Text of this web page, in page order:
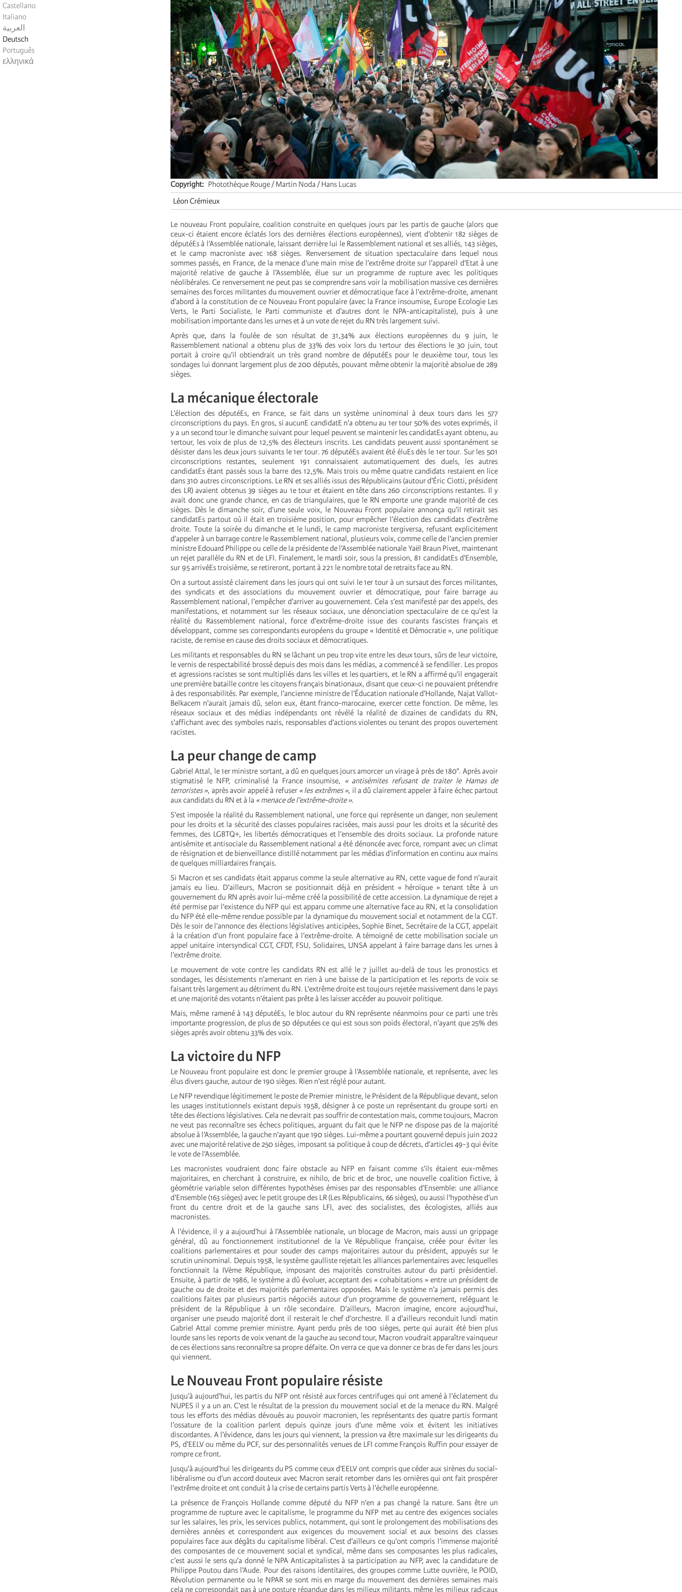
Castellano
Italiano
العربية
Deutsch
Português
ελληνικά
Copyright
Photothèque Rouge / Martin Noda / Hans Lucas
Léon Crémieux
Le nouveau Front populaire, coalition construite en quelques jours par les partis de gauche (alors que
ceux-ci étaient encore éclatés lors des dernières élections européennes), vient d’obtenir 182 sièges de
députéEs à l’Assemblée nationale, laissant derrière lui le Rassemblement national et ses alliés, 143 sièges,
et le camp macroniste avec 168 sièges. Renversement de situation spectaculaire dans lequel nous
sommes passés, en France, de la menace d’une main mise de l’extrême droite sur l’appareil d’Etat à une
majorité relative de gauche à l’Assemblée, élue sur un programme de rupture avec les politiques
néolibérales. Ce renversement ne peut pas se comprendre sans voir la mobilisation massive ces dernières
semaines des forces militantes du mouvement ouvrier et démocratique face à l’extrême-droite, amenant
d’abord à la constitution de ce Nouveau Front populaire (avec la France insoumise, Europe Ecologie Les
Verts, le Parti Socialiste, le Parti communiste et d’autres dont le NPA-anticapitaliste), puis à une
mobilisation importante dans les urnes et à un vote de rejet du RN très largement suivi.
Après que, dans la foulée de son résultat de 31,34% aux élections européennes du 9 juin, le
Rassemblement national a obtenu plus de 33% des voix lors du 1ertour des élections le 30 juin, tout
portait à croire qu’il obtiendrait un très grand nombre de députéEs pour le deuxième tour, tous les
sondages lui donnant largement plus de 200 députés, pouvant même obtenir la majorité absolue de 289
sièges.
La mécanique électorale
L’élection des députéEs, en France, se fait dans un système uninominal à deux tours dans les 577
circonscriptions du pays. En gros, si aucunE candidatE n’a obtenu au 1er tour 50% des votes exprimés, il
y a un second tour le dimanche suivant pour lequel peuvent se maintenir les candidatEs ayant obtenu, au
1ertour, les voix de plus de 12,5% des électeurs inscrits. Les candidats peuvent aussi spontanément se
désister dans les deux jours suivants le 1er tour. 76 députéEs avaient été éluEs dès le 1er tour. Sur les 501
circonscriptions restantes, seulement 191 connaissaient automatiquement des duels, les autres
candidatEs étant passés sous la barre des 12,5%. Mais trois ou même quatre candidats restaient en lice
dans 310 autres circonscriptions. Le RN et ses alliés issus des Républicains (autour d’Éric Ciotti, président
des LR) avaient obtenus 39 sièges au 1e tour et étaient en tête dans 260 circonscriptions restantes. Il y
avait donc une grande chance, en cas de triangulaires, que le RN emporte une grande majorité de ces
sièges. Dès le dimanche soir, d’une seule voix, le Nouveau Front populaire annonça qu’il retirait ses
candidatEs partout où il était en troisième position, pour empêcher l’élection des candidats d’extrême
droite. Toute la soirée du dimanche et le lundi, le camp macroniste tergiversa, refusant explicitement
d’appeler à un barrage contre le Rassemblement national, plusieurs voix, comme celle de l’ancien premier
ministre Edouard Philippe ou celle de la présidente de l’Assemblée nationale Yaël Braun Pivet, maintenant
un rejet parallèle du RN et de LFI. Finalement, le mardi soir, sous la pression, 81 candidatEs d’Ensemble,
sur 95 arrivéEs troisième, se retireront, portant à 221 le nombre total de retraits face au RN.
On a surtout assisté clairement dans les jours qui ont suivi le 1er tour à un sursaut des forces militantes,
des syndicats et des associations du mouvement ouvrier et démocratique, pour faire barrage au
Rassemblement national, l’empêcher d’arriver au gouvernement. Cela s’est manifesté par des appels, des
manifestations, et notamment sur les réseaux sociaux, une dénonciation spectaculaire de ce qu’est la
réalité du Rassemblement national, force d’extrême-droite issue des courants fascistes français et
développant, comme ses correspondants européens du groupe « Identité et Démocratie », une politique
raciste, de remise en cause des droits sociaux et démocratiques.
Les militants et responsables du RN se lâchant un peu trop vite entre les deux tours, sûrs de leur victoire,
le vernis de respectabilité brossé depuis des mois dans les médias, a commencé à se fendiller. Les propos
et agressions racistes se sont multipliés dans les villes et les quartiers, et le RN a affirmé qu’il engagerait
une première bataille contre les citoyens français binationaux, disant que ceux-ci ne pouvaient prétendre
à des responsabilités. Par exemple, l’ancienne ministre de l’Éducation nationale d’Hollande, Najat Vallot-
Belkacem n’aurait jamais dû, selon eux, étant franco-marocaine, exercer cette fonction. De même, les
réseaux sociaux et des médias indépendants ont révélé la réalité de dizaines de candidats du RN,
s’affichant avec des symboles nazis, responsables d’actions violentes ou tenant des propos ouvertement
racistes.
La peur change de camp
Gabriel Attal, le 1er ministre sortant, a dû en quelques jours amorcer un virage à près de 180°. Après avoir
stigmatisé le NFP, criminalisé la France insoumise, « antisémites refusant de traiter le Hamas de
terroristes », après avoir appelé à refuser « les extrêmes », il a dû clairement appeler à faire échec partout
aux candidats du RN et à la « menace de l’extrême-droite ».
S’est imposée la réalité du Rassemblement national, une force qui représente un danger, non seulement
pour les droits et la sécurité des classes populaires racisées, mais aussi pour les droits et la sécurité des
femmes, des LGBTQ+, les libertés démocratiques et l’ensemble des droits sociaux. La profonde nature
antisémite et antisociale du Rassemblement national a été dénoncée avec force, rompant avec un climat
de résignation et de bienveillance distillé notamment par les médias d’information en continu aux mains
de quelques milliardaires français.
Si Macron et ses candidats était apparus comme la seule alternative au RN, cette vague de fond n’aurait
jamais eu lieu. D’ailleurs, Macron se positionnait déjà en président « héroïque » tenant tête à un
gouvernement du RN après avoir lui-même créé la possibilité de cette accession. La dynamique de rejet a
été permise par l’existence du NFP qui est apparu comme une alternative face au RN, et la consolidation
du NFP été elle-même rendue possible par la dynamique du mouvement social et notamment de la CGT.
Dès le soir de l’annonce des élections législatives anticipées, Sophie Binet, Secrétaire de la CGT, appelait
à la création d’un front populaire face à l’extrême-droite. A témoigné de cette mobilisation sociale un
appel unitaire intersyndical CGT, CFDT, FSU, Solidaires, UNSA appelant à faire barrage dans les urnes à
l’extrême droite.
Le mouvement de vote contre les candidats RN est allé le 7 juillet au-delà de tous les pronostics et
sondages, les désistements n’amenant en rien à une baisse de la participation et les reports de voix se
faisant très largement au détriment du RN. L’extrême droite est toujours rejetée massivement dans le pays
et une majorité des votants n’étaient pas prête à les laisser accéder au pouvoir politique.
Mais, même ramené à 143 députéEs, le bloc autour du RN représente néanmoins pour ce parti une très
importante progression, de plus de 50 députées ce qui est sous son poids électoral, n’ayant que 25% des
sièges après avoir obtenu 33% des voix.
La victoire du NFP
Le Nouveau front populaire est donc le premier groupe à l’Assemblée nationale, et représente, avec les
élus divers gauche, autour de 190 sièges. Rien n’est réglé pour autant.
Le NFP revendique légitimement le poste de Premier ministre, le Président de la République devant, selon
les usages institutionnels existant depuis 1958, désigner à ce poste un représentant du groupe sorti en
tête des élections législatives. Cela ne devrait pas souffrir de contestation mais, comme toujours, Macron
ne veut pas reconnaître ses échecs politiques, arguant du fait que le NFP ne dispose pas de la majorité
absolue à l’Assemblée, la gauche n’ayant que 190 sièges. Lui-même a pourtant gouverné depuis juin 2022
avec une majorité relative de 250 sièges, imposant sa politique à coup de décrets, d’articles 49-3 qui évite
le vote de l’Assemblée.
Les macronistes voudraient donc faire obstacle au NFP en faisant comme s’ils étaient eux-mêmes
majoritaires, en cherchant à construire, ex nihilo, de bric et de broc, une nouvelle coalition fictive, à
géométrie variable selon différentes hypothèses émises par des responsables d’Ensemble: une alliance
d’Ensemble (163 sièges) avec le petit groupe des LR (Les Républicains, 66 sièges), ou aussi l’hypothèse d’un
front du centre droit et de la gauche sans LFI, avec des socialistes, des écologistes, alliés aux
macronistes.
À l’évidence, il y a aujourd’hui à l’Assemblée nationale, un blocage de Macron, mais aussi un grippage
général, dû au fonctionnement institutionnel de la Ve République française, créée pour éviter les
coalitions parlementaires et pour souder des camps majoritaires autour du président, appuyés sur le
scrutin uninominal. Depuis 1958, le système gaulliste rejetait les alliances parlementaires avec lesquelles
fonctionnait la IVème République, imposant des majorités construites autour du parti présidentiel.
Ensuite, à partir de 1986, le système a dû évoluer, acceptant des « cohabitations » entre un président de
gauche ou de droite et des majorités parlementaires opposées. Mais le système n’a jamais permis des
coalitions faites par plusieurs partis négociés autour d’un programme de gouvernement, reléguant le
président de la République à un rôle secondaire. D’ailleurs, Macron imagine, encore aujourd’hui,
organiser une pseudo majorité dont il resterait le chef d’orchestre. Il a d’ailleurs reconduit lundi matin
Gabriel Attal comme premier ministre. Ayant perdu près de 100 sièges, perte qui aurait été bien plus
lourde sans les reports de voix venant de la gauche au second tour, Macron voudrait apparaître vainqueur
de ces élections sans reconnaître sa propre défaite. On verra ce que va donner ce bras de fer dans les jours
qui viennent.
Le Nouveau Front populaire résiste
Jusqu’à aujourd’hui, les partis du NFP ont résisté aux forces centrifuges qui ont amené à l’éclatement du
NUPES il y a un an. C’est le résultat de la pression du mouvement social et de la menace du RN. Malgré
tous les efforts des médias dévoués au pouvoir macronien, les représentants des quatre partis formant
l’ossature de la coalition parlent depuis quinze jours d’une même voix et évitent les initiatives
discordantes. A l’évidence, dans les jours qui viennent, la pression va être maximale sur les dirigeants du
PS, d’EELV ou même du PCF, sur des personnalités venues de LFI comme François Ruffin pour essayer de
rompre ce front.
Jusqu’à aujourd’hui les dirigeants du PS comme ceux d’EELV ont compris que céder aux sirènes du social-
libéralisme ou d’un accord douteux avec Macron serait retomber dans les ornières qui ont fait prospérer
l’extrême droite et ont conduit à la crise de certains partis Verts à l’échelle européenne.
La présence de François Hollande comme député du NFP n’en a pas changé la nature. Sans être un
programme de rupture avec le capitalisme, le programme du NFP met au centre des exigences sociales
sur les salaires, les prix, les services publics, notamment, qui sont le prolongement des mobilisations des
dernières années et correspondent aux exigences du mouvement social et aux besoins des classes
populaires face aux dégâts du capitalisme libéral. C’est d’ailleurs ce qu’ont compris l’immense majorité
des composantes de ce mouvement social et syndical, même dans ses composantes les plus radicales,
c’est aussi le sens qu’a donné le NPA Anticapitalistes à sa participation au NFP, avec la candidature de
Philippe Poutou dans l’Aude. Pour des raisons identitaires, des groupes comme Lutte ouvrière, le POID,
Révolution permanente ou le NPAR se sont mis en marge du mouvement des dernières semaines mais
cela ne correspondait pas à une posture répandue dans les milieux militants, même les milieux radicaux